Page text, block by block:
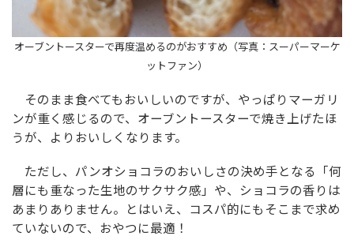
オーブントースターで再度温めるのがおすすめ（写真：スーパーマーケ
ットファン）
そのまま食べてもおいしいのですが、やっぱりマーガリ
ンが重く感じるので、オーブントースターで焼き上げたほ
うが、よりおいしくなります。
ただし、パンオショコラのおいしさの決め手となる「何
層にも重なった生地のサクサク感」や、ショコラの香りは
あまりありません。とはいえ、コスパ的にもそこまで求め
ていないので、おやつに最適！